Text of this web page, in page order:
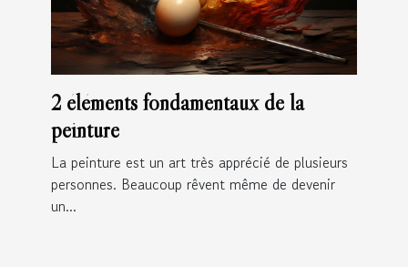
2 éléments fondamentaux de la
peinture
La peinture est un art très apprécié de plusieurs
personnes. Beaucoup rêvent même de devenir
un...